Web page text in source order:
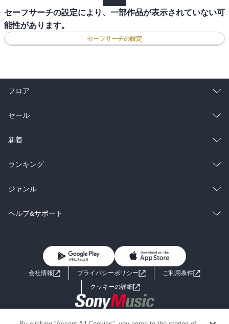
セーフサーチの設定により、一部作品が表示されていない可
能性があります。
セーフサーチの設定
フロア
総合
ラノベ
雑誌・グラビア
BL・TL
セール
総合
ラノベ
雑誌・グラビア
BL・TL
新着
総合
ラノベ
雑誌・グラビア
ランキング
総合
ラノベ
ジャンル
コミック
ライトノベル 男子向けラノベ
小説
海外小説
ヘルプ&サポート
よくあるご質問 お問い合わせ
会社情報 プライバシーポリシー
ご利用条件
クッキーの詳細
Copyright 2017 - 2026 Sony Music Entertainment(Japan) Inc.